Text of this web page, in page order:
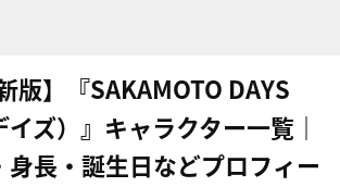
版】『SAKAMOTO DAYS
イズ）』キャラクター一覧｜
身長・誕生日などプロフィー